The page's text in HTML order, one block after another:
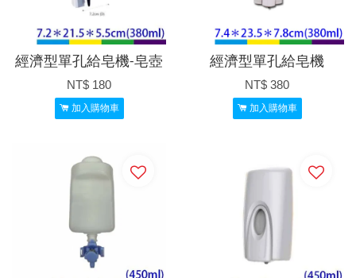
經濟型單孔給皂機-皂壺
NT$ 180
加入購物車
經濟型單孔給皂機
NT$ 380
加入購物車